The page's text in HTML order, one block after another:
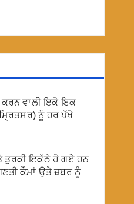
ਕਰਨ ਵਾਲੀ ਇਕੋ ਇਕ
ਨੂੰ ਹਰ ਪੱਖੋ
ਤੁਰਕੀ ਇਕੱਠੇ ਹੋ ਗਏ ਹਨ
ਕੌਮਾਂ ਉਤੇ ਜ਼ਬਰ ਨੂੰ